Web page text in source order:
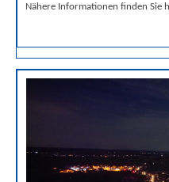
Nähere Informationen finden Sie